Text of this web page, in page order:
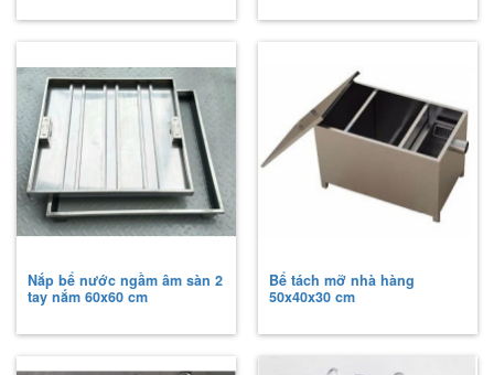
Nắp bể nước ngầm âm sàn 2
tay nắm 60x60 cm
Bể tách mỡ nhà hàng
50x40x30 cm